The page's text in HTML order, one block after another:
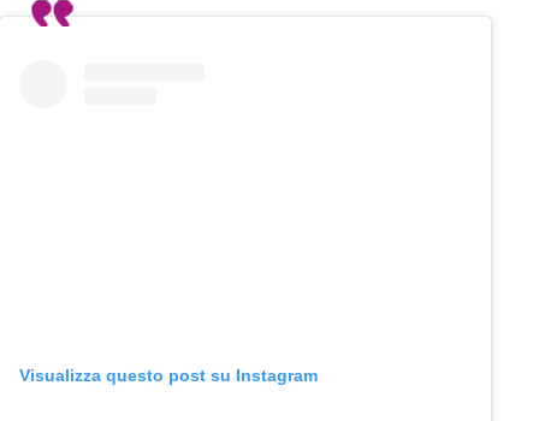
Visualizza questo post su Instagram